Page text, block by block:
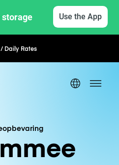
storage Use the App
RatesFlexible Booking